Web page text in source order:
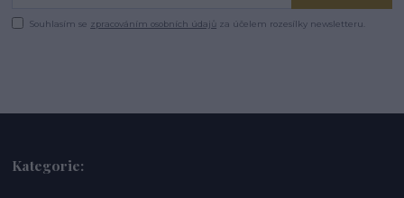
Souhlasím se zpracováním osobních údajů za účelem rozesílky newsletteru.
Kategorie: